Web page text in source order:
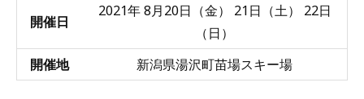
開催日
2021年 8月20日（金） 21日（土） 22日
（日）
開催地
新潟県湯沢町苗場スキー場